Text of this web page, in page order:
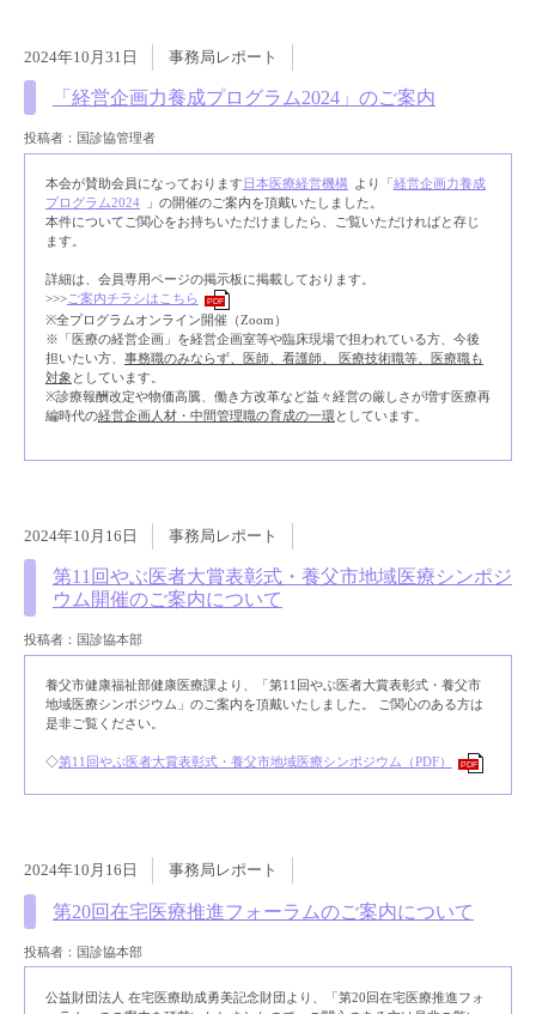
2024年10月31日 事務局レポート
「経営企画力養成プログラム2024」のご案内
投稿者：国診協管理者
本会が賛助会員になっております日本医療経営機構 より「 経営企画力養成
プログラム2024
」の開催のご案内を頂戴いたしました。
本件についてご関心をお持ちいただけましたら、ご覧いただければと存じ
ます。
詳細は、会員専用ページの掲示板に掲載しております。
>>>ご案内チラシはこちら PDF
※全プログラムオンライン開催（Zoom）
※「医療の経営企画」を経営企画室等や臨床現場で担われている方、今後
担いたい方、 事務職のみならず、医師、看護師、 医療技術職等、医療職も
対象 としています。
※診療報酬改定や物価高騰、働き方改革など益々経営の厳しさが増す医療再
編時代の経営企画人材・中間管理職の育成の一環としています。
2024年10月16日 事務局レポート
第11回やぶ医者大賞表彰式・養父市地域医療シンポジ
ウム開催のご案内について
投稿者：国診協本部
養父市健康福祉部健康医療課より、「第11回やぶ医者大賞表彰式・養父市
地域医療シンポジウム」のご案内を頂戴いたしました。 ご関心のある方は
是非ご覧ください。
◇第11回やぶ医者大賞表彰式・養父市地域医療シンポジウム（PDF） PDF
2024年10月16日 事務局レポート
第20回在宅医療推進フォーラムのご案内について
投稿者：国診協本部
公益財団法人 在宅医療助成勇美記念財団より、「第20回在宅医療推進フォ